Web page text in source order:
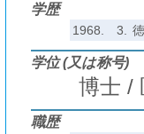
学歴
1968. 3.
学位 (又は称号)
博士 /
職歴